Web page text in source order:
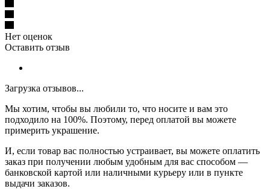
Нет оценок
Оставить отзыв
Загрузка отзывов...
Мы хотим, чтобы вы любили то, что носите и вам это
подходило на 100%. Поэтому, перед оплатой вы можете
примерить украшение.
И, если товар вас полностью устраивает, вы можете оплатить
заказ при получении любым удобным для вас способом —
банковской картой или наличными курьеру или в пункте
выдачи заказов.